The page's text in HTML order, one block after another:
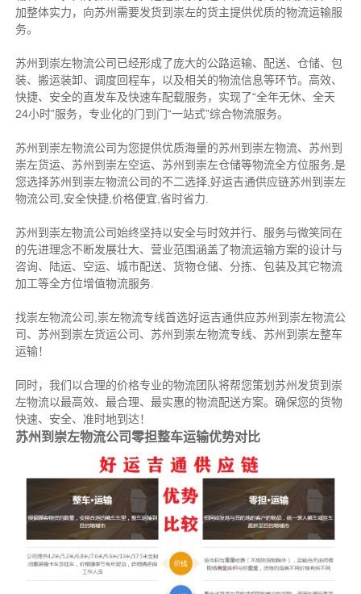
加整体实力，向苏州需要发货到崇左的货主提供优质的物流运输服
务。
苏州到崇左物流公司已经形成了庞大的公路运输、配送、仓储、包
装、搬运装卸、调度回程车，以及相关的物流信息等环节。高效、
快捷、安全的直发车及快速车配载服务，实现了“全年无休、全天
24小时”服务，专业化的门到门“一站式”综合物流服务。
苏州到崇左物流公司为您提供优质海量的苏州到崇左物流、苏州到
崇左货运、苏州到崇左空运、苏州到崇左仓储等物流全方位服务,是
您选择苏州到崇左物流公司的不二选择,好运吉通供应链苏州到崇左
物流公司,安全快捷,价格便宜,省时省力.
苏州到崇左物流公司始终坚持以安全与时效并行、服务与微笑同在
的先进理念不断发展壮大、营业范围涵盖了物流运输方案的设计与
咨询、陆运、空运、城市配送、货物仓储、分拣、包装及其它物流
加工等全方位增值物流服务.
找崇左物流公司,崇左物流专线首选好运吉通供应苏州到崇左物流公
司、苏州到崇左货运公司、苏州到崇左物流专线、苏州到崇左整车
运输！
同时，我们以合理的价格专业的物流团队将帮您策划苏州发货到崇
左物流以最高效、最合理、最实惠的物流配送方案。确保您的货物
快速、安全、准时地到达！
苏州到崇左物流公司零担整车运输优势对比